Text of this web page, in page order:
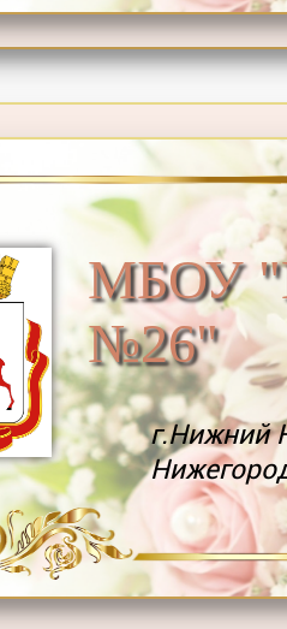
МБОУ
№26"
г.Нижний